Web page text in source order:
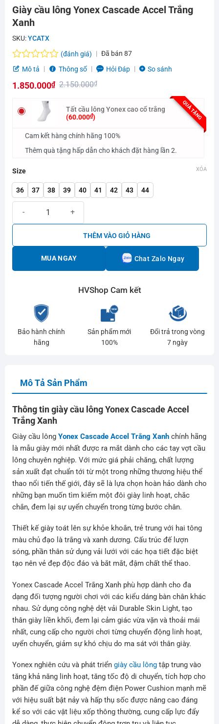
Giày cầu lông Yonex Cascade Accel Trắng
Xanh
SKU:YCATX
Được
hạng
sao
(đánh giá) Đã bán 87
Mô tả
Thông số Hỏi Đáp So sánh
2.150.000₫
gốc
2.150.000₫.
1.850.000₫
hiện
1.850.000₫.
QUÀ TẶNG
Tất cầu lông Yonex cao cổ trắng
(60.000₫)
Cam kết hàng chính hãng 100%
Thêm quà tặng hấp dẫn cho khách đặt hàng lần 2.
Size
36 37 38 39 40 41 42 43 44
XÓA
THÊM VÀO GIỎ HÀNG
MUA NGAY Chat Zalo Ngay
HVShop Cam kết
Bảo hành chính
hãng
Sản phẩm mới
100%
Đổi trả trong vòng
7 ngày
Mô Tả Sản Phẩm
Thông tin giày cầu lông Yonex Cascade Accel
Trắng Xanh
Giày cầu lông Yonex Cascade Accel Trắng Xanhchính hãng
là mẫu giày mới nhất được ra mắt dành cho các tay vợt cầu
lông chuyên nghiệp. Với mức giá phải chăng, chất lượng
sản xuất đạt chuẩn tới từ một trong những thương hiệu thể
thao nổi tiến thế giới, đây sẽ là lựa chọn hoàn hảo dành cho
những bạn muốn tìm kiếm một đôi giày linh hoạt, chắc
chắn, đem lại sự uyển chuyển trong từng bước chân.
Thiết kế giày toát lên sự khỏe khoắn, trẻ trung với hai tông
màu chủ đạo là trắng và xanh dương. Cấu trúc đế lượn
sóng, phần thân sử dụng vải lưới với các họa tiết đặc biệt
tạo nên vẻ đẹp độc đáo và bắt mắt, đậm chất thể thao.
Yonex Cascade Accel Trắng Xanh phù hợp dành cho đa
dạng đối tượng người chơi với các kiểu dáng bàn chân khác
nhau. Sử dụng công nghệ dệt vải Durable Skin Light, tạo
thân giày liền khối,đem lại cảm giác vừa vặn và thoải mái
nhất, cung cấp cho người chơi từng chuyển động linh hoạt,
uyển chuyển, giảm sự khó chịu do ma sát với thân giày.
Yonex nghiên cứu và phát triển giày cầu lôngtập trung vào
tăng khả năng linh hoạt, tăng tốc độ di chuyển, tích hợp cho
phần đế giữa công nghệ đệm điện Power Cushion mạnh mẽ
với hiệu suất bật nảy và hấp thụ sốc được nâng cao đáng
kể so với các vật liệu xốp thông thường, cung cấp lực đẩy